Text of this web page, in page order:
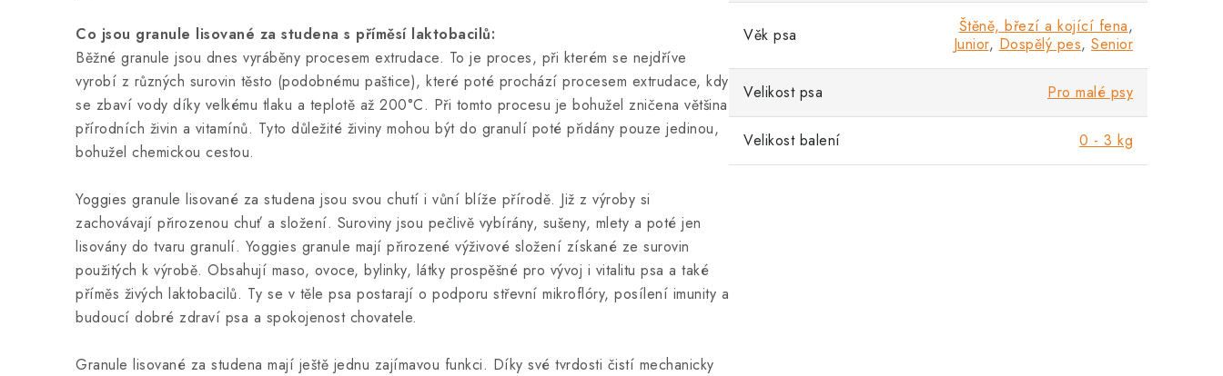
Co jsou granule lisované za studena s příměsí laktobacilů:
Běžné granule jsou dnes vyráběny procesem extrudace. To je proces, při kterém se nejdříve
vyrobí z různých surovin těsto (podobnému paštice), které poté prochází procesem extrudace, kdy
se zbaví vody díky velkému tlaku a teplotě až 200°C. Při tomto procesu je bohužel zničena většina
přírodních živin a vitamínů. Tyto důležité živiny mohou být do granulí poté přidány pouze jedinou,
bohužel chemickou cestou.
Yoggies granule lisované za studena jsou svou chutí i vůní blíže přírodě. Již z výroby si
zachovávají přirozenou chuť a složení. Suroviny jsou pečlivě vybírány, sušeny, mlety a poté jen
lisovány do tvaru granulí. Yoggies granule mají přirozené výživové složení získané ze surovin
použitých k výrobě. Obsahují maso, ovoce, bylinky, látky prospěšné pro vývoj i vitalitu psa a také
příměs živých laktobacilů. Ty se v těle psa postarají o podporu střevní mikroflóry, posílení imunity a
budoucí dobré zdraví psa a spokojenost chovatele.
Granule lisované za studena mají ještě jednu zajímavou funkci. Díky své tvrdosti čistí mechanicky
Věk psa Štěně, březí a kojící fena,
Junior, Dospělý pes, Senior
Velikost psa Pro malé psy
Velikost balení 0 - 3 kg